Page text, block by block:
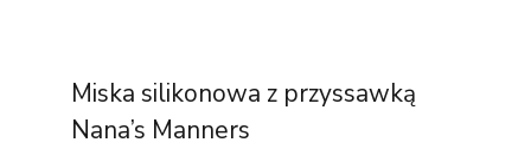
Miska silikonowa z przyssawką
Nana’s Manners